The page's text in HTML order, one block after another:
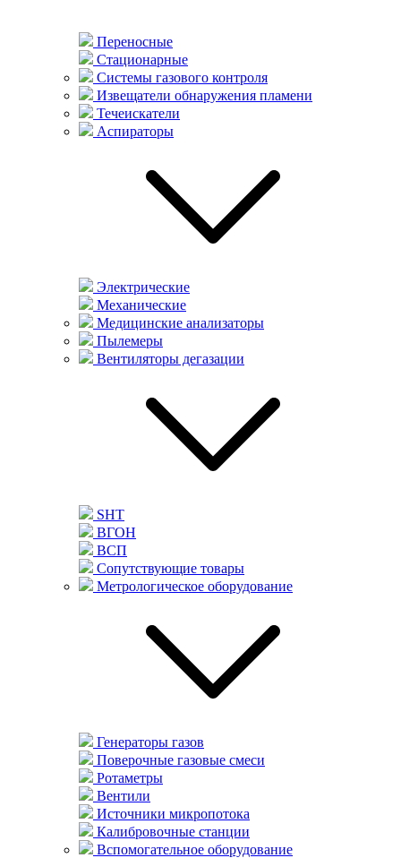
Переносные
Стационарные
Системы газового контроля
Извещатели обнаружения пламени
Течеискатели
Аспираторы
Электрические
Механические
Медицинские анализаторы
Пылемеры
Вентиляторы дегазации
SHT
ВГОН
ВСП
Сопутствующие товары
Метрологическое оборудование
Генераторы газов
Поверочные газовые смеси
Ротаметры
Вентили
Источники микропотока
Калибровочные станции
Вспомогательное оборудование